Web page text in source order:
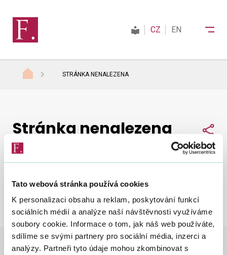
Tato webová stránka používá cookies
K personalizaci obsahu a reklam, poskytování funkcí
sociálních médií a analýze naší návštěvnosti využíváme
soubory cookie. Informace o tom, jak náš web používáte,
sdílíme se svými partnery pro sociální média, inzerci a
analýzy. Partneři tyto údaje mohou zkombinovat s
Daně
Mezinárodní spolupráce
Kontakty
CZ EN
STRÁNKA NENALEZENA
Nepodařilo se nám najít, co jste hledali.
Zkuste to
znovu.
Stránka nenalezena
STRÁNKA NENALEZENA